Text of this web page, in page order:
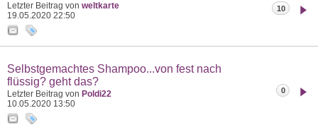
Letzter Beitrag von weltkarte
19.05.2020 22:50
10
Selbstgemachtes Shampoo...von fest nach
flüssig? geht das?
Letzter Beitrag von Poldi22
10.05.2020 13:50
0